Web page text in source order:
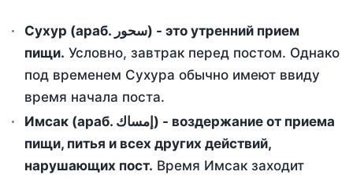
Сухур (араб. سحور) - это утренний прием
пищи. Условно, завтрак перед постом. Однако
под временем Сухура обычно имеют ввиду
время начала поста.
Имсак (араб. إمساك) - воздержание от приема
пищи, питья и всех других действий,
нарушающих пост. Время Имсак заходит